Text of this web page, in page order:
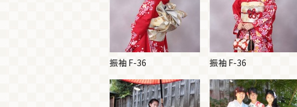
振袖 F-36 振袖 F-36